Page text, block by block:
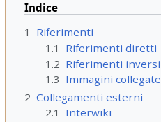
Indice
1
Riferimenti
1.1
Riferimenti diretti
1.2 Riferimenti inversi
1.3 Immagini collegate
2 Collegamenti esterni
2.1
Interwiki